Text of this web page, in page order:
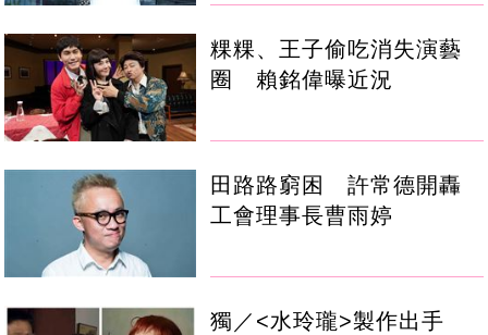
粿粿、王子偷吃消失演藝
圈 賴銘偉曝近況
田路路窮困 許常德開轟
工會理事長曹雨婷
獨／<水玲瓏>製作出手